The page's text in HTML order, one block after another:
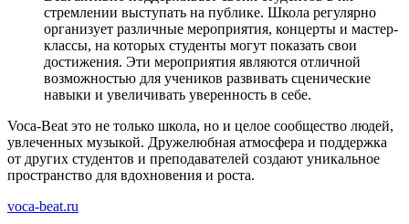
стремлении выступать на публике. Школа регулярно
организует различные мероприятия, концерты и мастер-
классы, на которых студенты могут показать свои
достижения. Эти мероприятия являются отличной
возможностью для учеников развивать сценические
навыки и увеличивать уверенность в себе.
Voca-Beat это не только школа, но и целое сообщество людей,
увлеченных музыкой. Дружелюбная атмосфера и поддержка
от других студентов и преподавателей создают уникальное
пространство для вдохновения и роста.
voca-beat.ru